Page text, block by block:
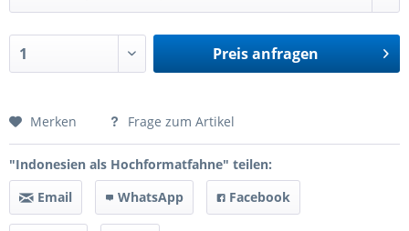
Preis anfragen
Preis anfragen
Merken Frage zum Artikel
"Indonesien als Hochformatfahne" teilen:
Email
WhatsApp Facebook